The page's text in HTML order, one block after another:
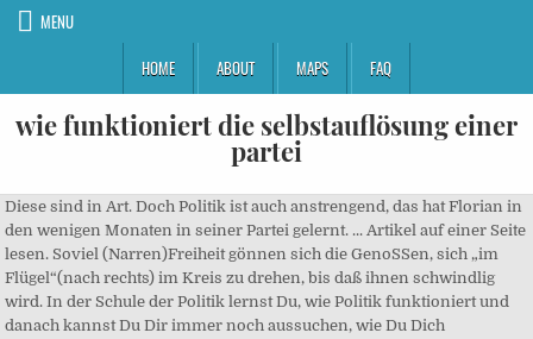
MENU
HOME
ABOUT MAPS FAQ
wie funktioniert die selbstauflösung einer
partei
Diese sind in Art. Doch Politik ist auch anstrengend, das hat Florian in
den wenigen Monaten in seiner Partei gelernt. ... Artikel auf einer Seite
lesen. Soviel (Narren)Freiheit gönnen sich die GenoSSen, sich „im
Flügel“(nach rechts) im Kreis zu drehen, bis daß ihnen schwindlig
wird. In der Schule der Politik lernst Du, wie Politik funktioniert und
danach kannst Du Dir immer noch aussuchen, wie Du Dich